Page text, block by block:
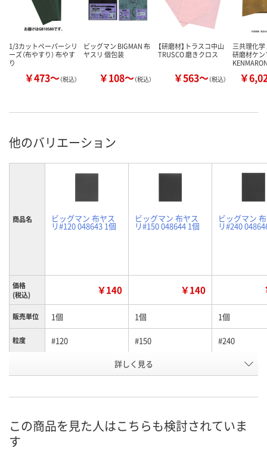
1/3カットペーパーシリ
ーズ（布やすり） 布やす
り
￥473～（税込）
ビッグマン BIGMAN 布
ヤスリ 個包装
￥108～（税込）
【研磨材】トラスコ中山
TRUSCO 磨きクロス
￥563～（税込）
三共理化
研磨材ケ
￥
他のバリエーション
商品名 ビッグマン 布ヤス
リ#120 048643 1個
ビッグマン 布ヤス
リ#150 048644 1個
ビッグマン
リ#240
価格
(税込)
￥140 ￥140
販売単位 1個 1個 1個
粒度 #120 #150 #240
P636435 P636436
8月10日（月）予定
詳しく見る
この商品を見た人はこちらも検討されていま
す